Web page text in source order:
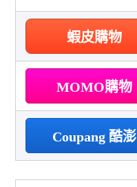
蝦皮購物
MOMO購物
Coupang 酷澎